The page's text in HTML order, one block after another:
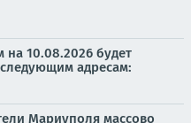
на 10.08.2026 будет
адресам:
Мариуполя массово